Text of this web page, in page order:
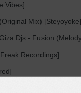
Vibes]
Mix) [Steyoyoke]
Djs - Fusion
Recordings]
[Kompakt]